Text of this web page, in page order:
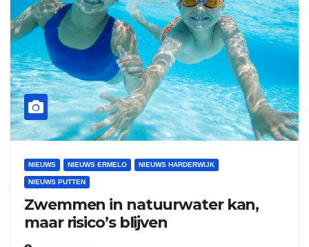
duo montage
gijs zwart interieurbouw
NIEUWS NIEUWS ERMELO NIEUWS HARDERWIJK
NIEUWS PUTTEN
Zwemmen in natuurwater kan,
maar risico’s blijven